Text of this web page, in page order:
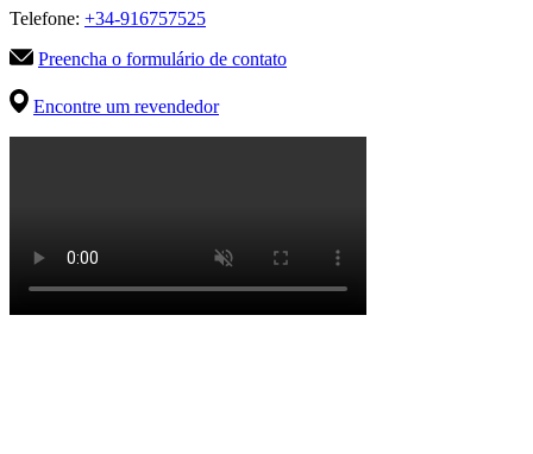
Telefone: +34-916757525
Preencha o formulário de contato
Encontre um revendedor